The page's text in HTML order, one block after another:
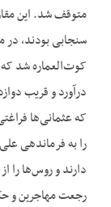
متوقف شد. این
سنجابی بودند،
کوت‌‌العماره شد
درآورد و قریب
که عثمانی‌‌ها
را به فرماندهی
دارند و روس‌‌ها را
رجعت مهاجرین و